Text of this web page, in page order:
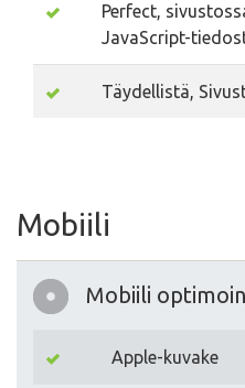
Perfect,
JavaScript-
Täydellistä,
Mobiili
Mobiili
Apple-kuvake